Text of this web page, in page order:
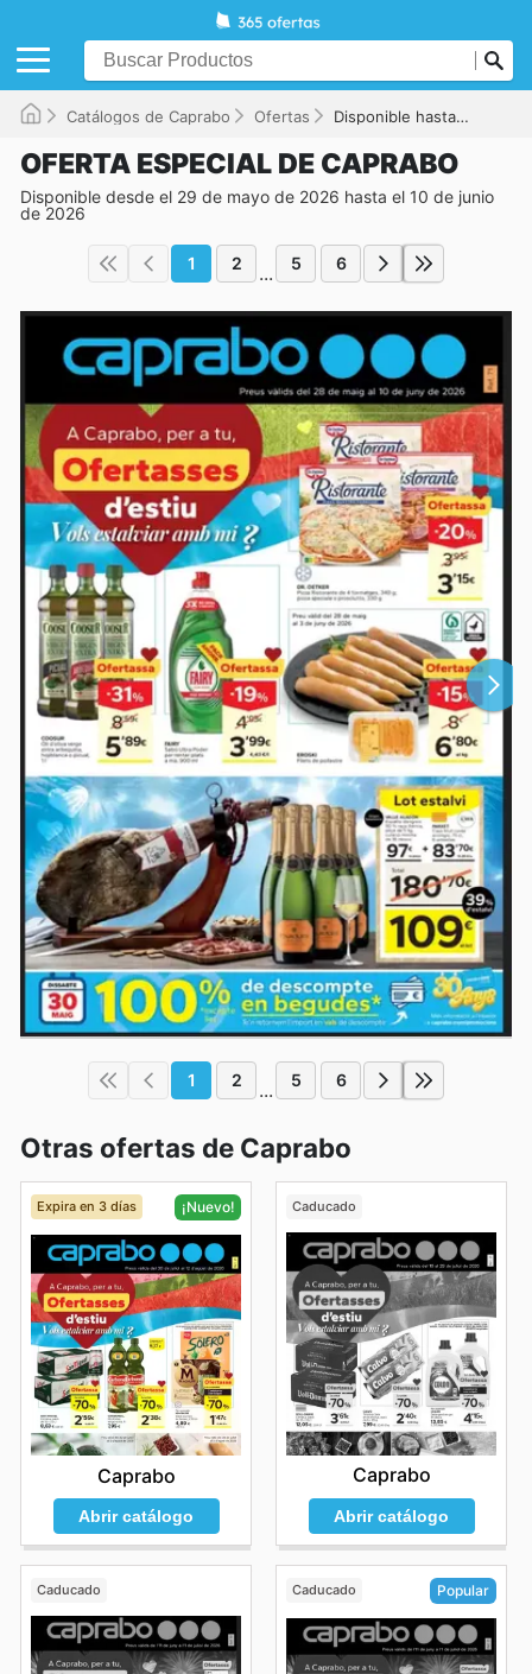
Catálogos de Caprabo Ofertas Disponible hasta el 10/06/2026
OFERTA ESPECIAL DE CAPRABO
Disponible desde el 29 de mayo de 2026 hasta el 10 de junio
de 2026
1 2 ... 5 6
1 2 ... 5 6
Otras ofertas de Caprabo
Expira en 3 días ¡Nuevo!
Caprabo
Abrir catálogo
Caducado
Caprabo
Abrir catálogo
Caducado Caducado Popular